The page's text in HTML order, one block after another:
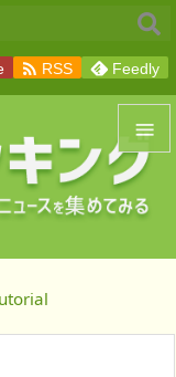


メニュ
前へ
 RSS Feedly